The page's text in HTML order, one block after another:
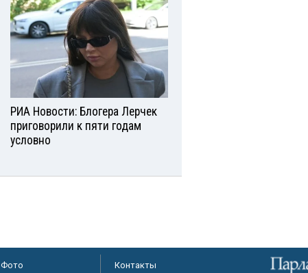
РИА Новости: Блогера Лерчек
приговорили к пяти годам
условно
Фото Контакты